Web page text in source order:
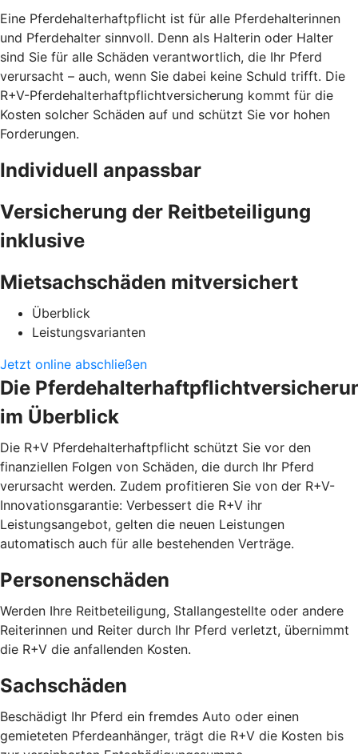
Eine Pferdehalterhaftpflicht ist für alle Pferdehalterinnen
und Pferdehalter sinnvoll. Denn als Halterin oder Halter
sind Sie für alle Schäden verantwortlich, die Ihr Pferd
verursacht – auch, wenn Sie dabei keine Schuld trifft. Die
R+V-Pferdehalterhaftpflichtversicherung kommt für die
Kosten solcher Schäden auf und schützt Sie vor hohen
Forderungen.
Individuell anpassbar
Versicherung der Reitbeteiligung
inklusive
Mietsachschäden mitversichert
Überblick
Leistungsvarianten
Jetzt online abschließen
Die
im Überblick
Die R+V Pferdehalterhaftpflicht schützt Sie vor den
finanziellen Folgen von Schäden, die durch Ihr Pferd
verursacht werden. Zudem profitieren Sie von der R+V-
Innovationsgarantie: Verbessert die R+V ihr
Leistungsangebot, gelten die neuen Leistungen
automatisch auch für alle bestehenden Verträge.
Personenschäden
Werden Ihre Reitbeteiligung, Stallangestellte oder andere
Reiterinnen und Reiter durch Ihr Pferd verletzt, übernimmt
die R+V die anfallenden Kosten.
Sachschäden
Beschädigt Ihr Pferd ein fremdes Auto oder einen
gemieteten Pferdeanhänger, trägt die R+V die Kosten bis